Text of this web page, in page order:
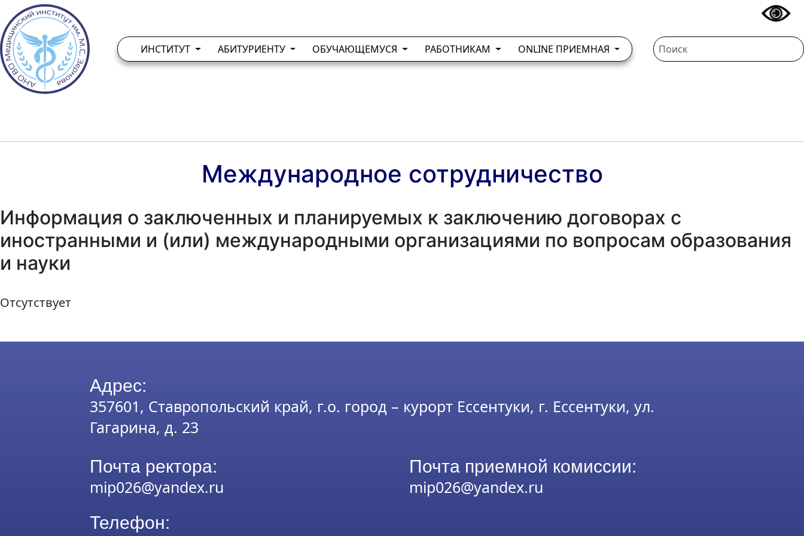
ИНСТИТУТ АБИТУРИЕНТУ ОБУЧАЮЩЕМУСЯ РАБОТНИКАМ ONLINE ПРИЕМНАЯ
Международное сотрудничество
Информация о заключенных и планируемых к заключению договорах с
иностранными и (или) международными организациями по вопросам образования
и науки
Отсутствует
Адрес:
357601, Ставропольский край, г.о. город – курорт Ессентуки, г. Ессентуки, ул.
Гагарина, д. 23
Почта ректора:
mip026@yandex.ru
Почта приемной комиссии:
mip026@yandex.ru
Телефон: